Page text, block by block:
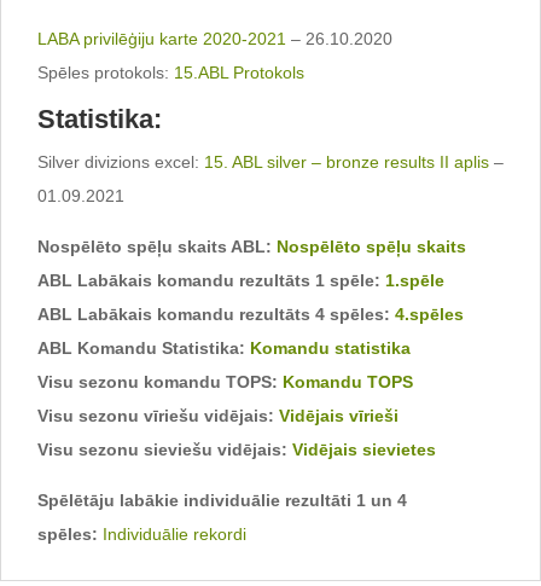
LABA privilēģiju karte 2020-2021 – 26.10.2020
Spēles protokols: 15.ABL Protokols
Statistika:
Silver divizions excel: 15. ABL silver – bronze results II aplis –
01.09.2021
Nospēlēto spēļu skaits ABL: Nospēlēto spēļu skaits
ABL Labākais komandu rezultāts 1 spēle: 1.spēle
ABL Labākais komandu rezultāts 4 spēles: 4.spēles
ABL Komandu Statistika: Komandu statistika
Visu sezonu komandu TOPS: Komandu TOPS
Visu sezonu vīriešu vidējais: Vidējais vīrieši
Visu sezonu sieviešu vidējais: Vidējais sievietes
Spēlētāju labākie individuālie rezultāti 1 un 4
spēles: Individuālie rekordi